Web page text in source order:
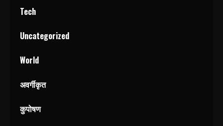
Tech
Uncategorized
World
अवर्गीकृत
कुपोषण